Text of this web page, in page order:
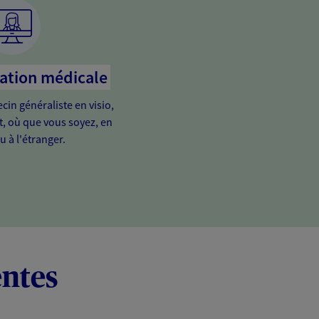
médicale
généraliste en visio,
où que vous soyez, en
à l'étranger.